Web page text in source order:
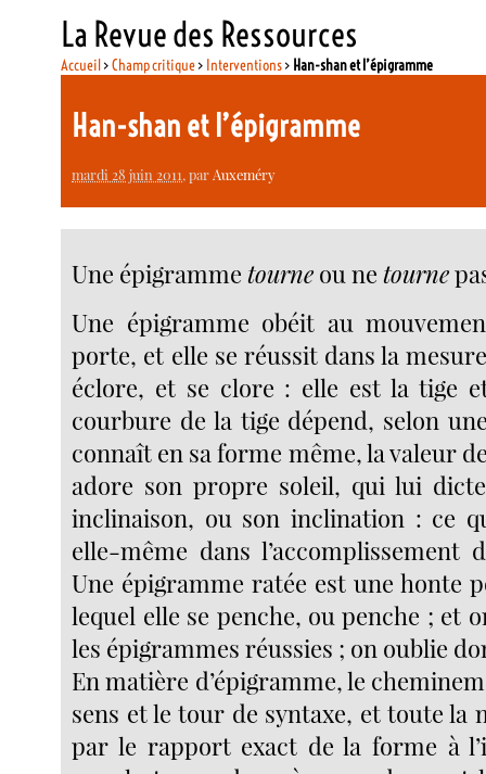
La Revue des Ressources
Accueil>Champ critique> Interventions> Han-shan et l’épigramme
Han-shan et l’épigramme
mardi 28 juin 2011, parAuxeméry
Une épigrammetourne ou netourne
Une épigramme obéit au
porte, et elle se réussit dans la
éclore, et se clore : elle est la tige
courbure de la tige dépend, selon
connaît en sa forme même, la valeur
adore son propre soleil, qui lui
inclinaison, ou son inclination : ce
elle-même dans l’accomplissement
Une épigramme ratée est une honte
lequel elle se penche, ou penche ; et
les épigrammes réussies ; on oublie
En matière d’épigramme, le
sens et le tour de syntaxe, et toute la
par le rapport exact de la forme à